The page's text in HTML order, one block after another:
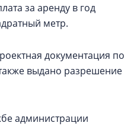
за аренду в год
метр.
документация по
выдано разрешение
администрации